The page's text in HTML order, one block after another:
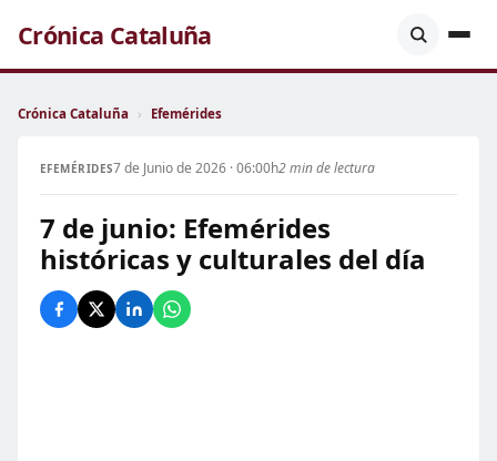
Crónica Cataluña
Crónica Cataluña › Efemérides
EFEMÉRIDES7 de Junio de 2026 · 06:00h2 min de lectura
7 de junio: Efemérides
históricas y culturales del día